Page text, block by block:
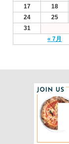
« 7月
17
18
24
25
31